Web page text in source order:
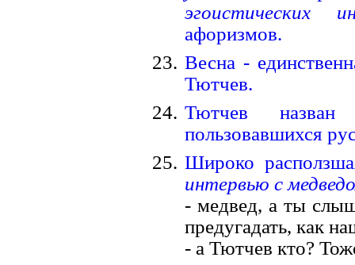
эгоистических
афоризмов.
Весна -
Тютчев.
Тютчев
пользовавшихся
Широко
интервью с
- медвед, а ты
предугадать, как
- а Тютчев кто?